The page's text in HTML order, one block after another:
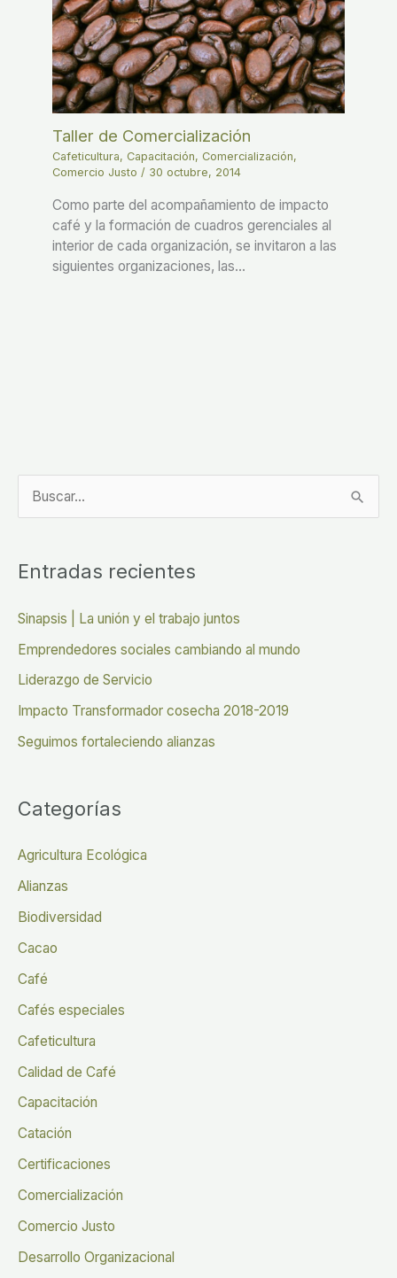
Taller de Comercialización
Cafeticultura, Capacitación, Comercialización,
Comercio Justo / 30 octubre, 2014
Como parte del acompañamiento de impacto
café y la formación de cuadros gerenciales al
interior de cada organización, se invitaron a las
siguientes organizaciones, las…
c
a
r
:
Entradas recientes
Sinapsis | La unión y el trabajo juntos
Emprendedores sociales cambiando al mundo
Liderazgo de Servicio
Impacto Transformador cosecha 2018-2019
Seguimos fortaleciendo alianzas
Categorías
Agricultura Ecológica
Alianzas
Biodiversidad
Cacao
Café
Cafés especiales
Cafeticultura
Calidad de Café
Capacitación
Catación
Certificaciones
Comercialización
Comercio Justo
Desarrollo Organizacional